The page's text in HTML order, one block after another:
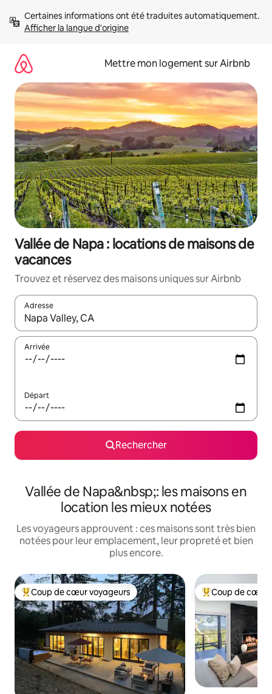
directement
Afficher la langue d'origine
Mettre mon logement sur Airbnb
Vallée de Napa : locations de maisons de
vacances
Trouvez et réservez des maisons uniques sur Airbnb
Adresse
Lorsque les résultats s'affichent, utilisez les flèches vers le
Arrivée
Départ
Rechercher
Vallée de Napa&nbsp;: les maisons en
location les mieux notées
Les voyageurs approuvent : ces maisons sont très bien
notées pour leur emplacement, leur propreté et bien
plus encore.
Coups de cœur voyageurs les plus appréciés
Coup de cœur voyageurs Coups de cœur
Coup de cœur